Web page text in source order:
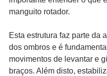
manguito rotador.
Esta estrutura faz parte da
dos ombros e é
movimentos de levantar e
braços. Além disto,